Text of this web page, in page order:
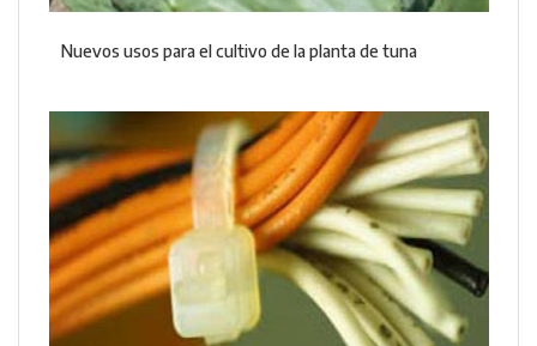
Nuevos usos para el cultivo de la planta de tuna